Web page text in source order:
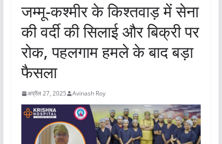
जम्मू-कश्मीर के किश्तवाड़ में सेना
की वर्दी की सिलाई और बिक्री पर
रोक, पहलगाम हमले के बाद बड़ा
फैसला
अप्रैल 27, 2025 Avinash Roy